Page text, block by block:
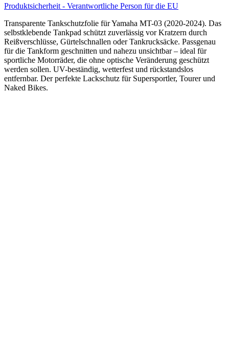
Produktsicherheit - Verantwortliche Person für die EU
Transparente Tankschutzfolie für Yamaha MT-03 (2020-2024). Das
selbstklebende Tankpad schützt zuverlässig vor Kratzern durch
Reißverschlüsse, Gürtelschnallen oder Tankrucksäcke. Passgenau
für die Tankform geschnitten und nahezu unsichtbar – ideal für
sportliche Motorräder, die ohne optische Veränderung geschützt
werden sollen. UV-beständig, wetterfest und rückstandslos
entfernbar. Der perfekte Lackschutz für Supersportler, Tourer und
Naked Bikes.